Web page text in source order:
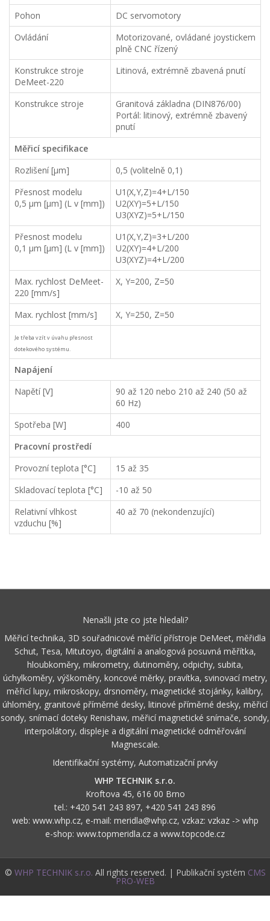
Pohon
DC servomotory
Ovládání
Motorizované, ovládané joystickem
plně CNC řízený
Konstrukce stroje
DeMeet-220
Litinová, extrémně zbavená pnutí
Konstrukce stroje
Granitová základna (DIN876/00)
Portál: litinový, extrémně zbavený
pnutí
Měřicí specifikace
Rozlišení [µm]
0,5 (volitelně 0,1)
Přesnost modelu
0,5 µm [µm] (L v [mm])
U1(X,Y,Z)=4+L/150
U2(XY)=5+L/150
U3(XYZ)=5+L/150
Přesnost modelu
0,1 µm [µm] (L v [mm])
U1(X,Y,Z)=3+L/200
U2(XY)=4+L/200
U3(XYZ)=4+L/200
Max. rychlost DeMeet-
220 [mm/s]
X, Y=200, Z=50
Max. rychlost [mm/s] X, Y=250, Z=50
Je třeba vzít v úvahu přesnost
dotekového systému.
Napájení
Napětí [V]
90 až 120 nebo 210 až 240 (50 až
60 Hz)
Spotřeba [W]
400
Pracovní prostředí
Provozní teplota [°C]
15 až 35
Skladovací teplota [°C]
-10 až 50
Relativní vlhkost
vzduchu [%]
40 až 70 (nekondenzující)
Nenašli jste co jste hledali?
Měřicí technika, 3D souřadnicové měřící přístroje DeMeet, měřidla
Schut, Tesa, Mitutoyo, digitální a analogová posuvná měřítka,
hloubkoměry, mikrometry, dutinoměry, odpichy, subita,
úchylkoměry, výškoměry, koncové měrky, pravítka, svinovací metry,
měřicí lupy, mikroskopy, drsnoměry, magnetické stojánky, kalibry,
úhloměry, granitové příměrné desky, litinové příměrné desky, měřicí
sondy, snímací doteky Renishaw, měřicí magnetické snímače, sondy,
interpolátory, displeje a digitální magnetické odměřování
Magnescale.
Identifikační systémy, Automatizační prvky
WHP TECHNIK s.r.o.
Kroftova 45, 616 00 Brno
tel.: +420 541 243 897, +420 541 243 896
web: www.whp.cz, e-mail: meridla@whp.cz, vzkaz: vzkaz -> whp
e-shop: www.topmeridla.cz a www.topcode.cz
© WHP TECHNIK s.r.o. All rights reserved. | Publikační systém CMS
PRO-WEB